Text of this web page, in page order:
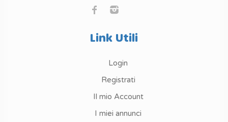
Link Utili
Login
Registrati
Il mio Account
I miei annunci